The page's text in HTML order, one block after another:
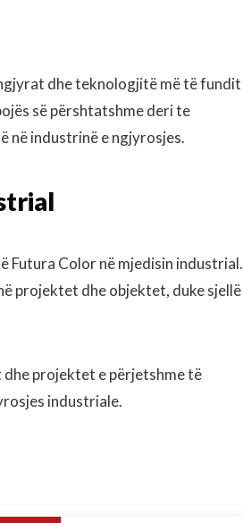
dhe teknologjitë më të fundit
së përshtatshme deri te
në industrinë e ngjyrosjes.
Futura Color në mjedisin industrial.
projektet dhe objektet, duke sjellë
dhe projektet e përjetshme të
industriale.